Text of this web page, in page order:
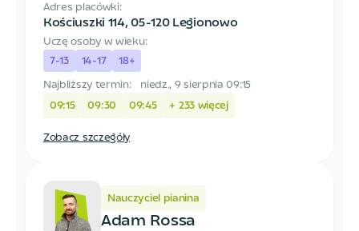
Adres placówki:
Kościuszki 114, 05-120 Legionowo
Uczę osoby w wieku:
7-13
14-17
18+
Najbliższy termin:
niedz., 9 sierpnia 09:15
09:15
09:30 09:45 + 233więcej
Zobacz szczegóły
Nauczyciel pianina
Adam Rossa